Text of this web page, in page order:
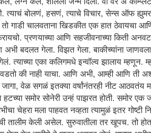
त्याचं बोलणं, हसणं, त्याचे विचार, सेन्स ऑफ
गाडी चालवताना खिडकीत एक हात ठेवायचा
प्रणयाच्या आणि सहजीवनाच्या किती
गेला. विझत गेला. बाकीच्यांना जाणवला
त्याच्या एका कलिगमधे इन्वॉल्व झालाय
की नाही याचा. आणि अभी, आम्ही आणि ती
वेळ सगळं इतक्या वर्षांनंतरही नीट आठवतंय
हटच्या समोर सोनेरी उन्हं पाझरत होती. समोर
चेहरा मला पाहवत नव्हता त्यामुळं इतर
तालीम केली असेल. सुरुवातीला तर खूपच. तो